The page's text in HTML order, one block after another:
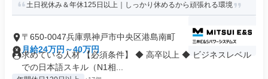
土日祝休み＆年休125日以上｜しっかり休めるから頑張れる環境
〒650-0047兵庫県神戸市中央区港島南町
月給24万円～40万円
求めている人材 【必須条件】 ◆ 高卒以上 ◆ ビジネスレベル
での日本語スキル（N1相...